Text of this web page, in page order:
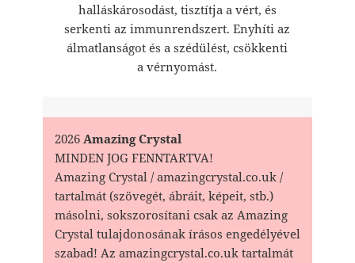
halláskárosodást, tisztítja a vért, és
serkenti az immunrendszert. Enyhíti az
álmatlanságot és a szédülést, csökkenti
a vérnyomást.
2026Amazing Crystal
MINDEN JOG FENNTARTVA!
Amazing Crystal / amazingcrystal.co.uk /
tartalmát (szövegét, ábráit, képeit, stb.)
másolni, sokszorosítani csak az Amazing
Crystal tulajdonosának írásos engedélyével
szabad! Az amazingcrystal.co.uk tartalmát